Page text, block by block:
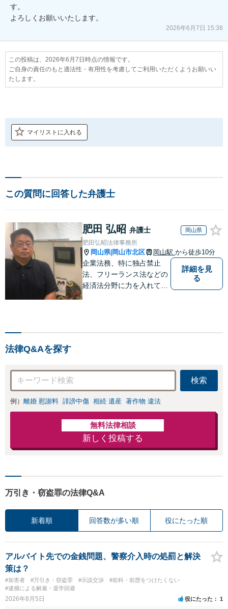
す。
よろしくお願いいたします。
2026年6月7日 15:38
この投稿は、2026年6月7日時点の情報です。
ご自身の責任のもと適法性・有用性を考慮してご利用いただくようお願いい
たします。
マイリストに入れる
この質問に回答した弁護士
肥田 弘昭 弁護士 岡山県
肥田弘昭法律事務所
岡山県| 岡山市北区 岡山駅 から徒歩10分
企業法務、特に独占禁止
法、フリーランス法などの
経済法分野に力を入れてい
詳細を見
る
法律Q&Aを探す
検索
例） 離婚 慰謝料 誹謗中傷 相続 遺産 著作物 違法
無料法律相談
新しく投稿する
万引き・窃盗罪の法律Q&A
新着順 回答数が多い順 役にたった順
アルバイト先での金銭問題、警察介入時の処罰と解決
策は？
#加害者 #万引き・窃盗罪 #示談交渉
#前科・前歴をつけたくない
#逮捕による解雇・退学回避
2026年8月5日 役にたった 1